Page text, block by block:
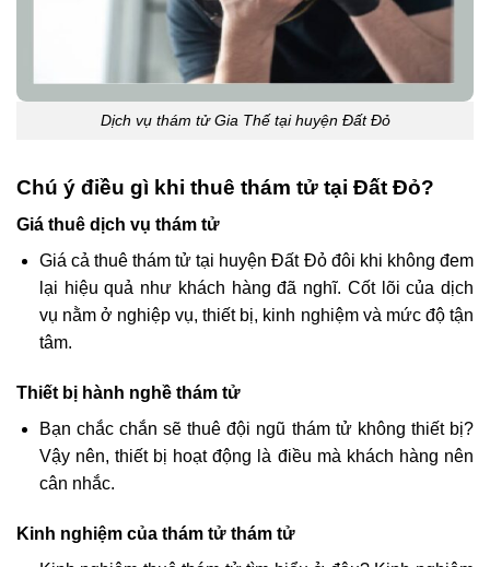
Dịch vụ thám tử Gia Thế tại huyện Đất Đỏ
Chú ý điều gì khi thuê thám tử tại Đất Đỏ?
Giá thuê dịch vụ thám tử
Giá cả thuê thám tử tại huyện Đất Đỏ đôi khi không đem
lại hiệu quả như khách hàng đã nghĩ. Cốt lõi của dịch
vụ nằm ở nghiệp vụ, thiết bị, kinh nghiệm và mức độ tận
tâm.
Thiết bị hành nghề thám tử
Bạn chắc chắn sẽ thuê đội ngũ thám tử không thiết bị?
Vậy nên, thiết bị hoạt động là điều mà khách hàng nên
cân nhắc.
Kinh nghiệm của thám tử thám tử